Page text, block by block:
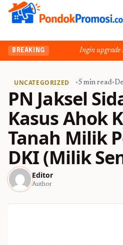
BREAKING Ingin upgrade
UNCATEGORIZED •5 min read•
PN Jaksel
Kasus Ahok
Tanah Milik
DKI (Milik
Editor
Author